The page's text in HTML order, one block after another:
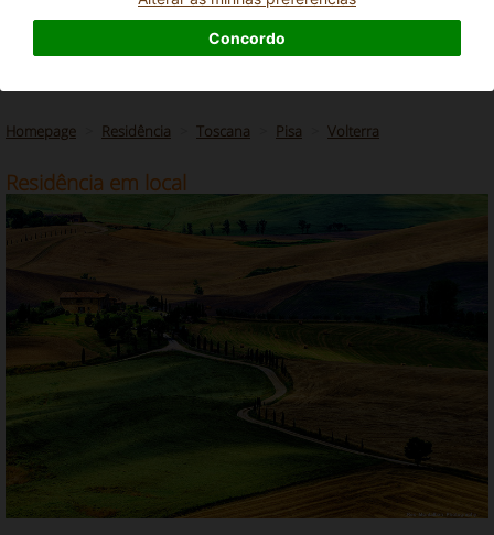
Concordo
Homepage Residência Toscana Pisa Volterra
Residência em local